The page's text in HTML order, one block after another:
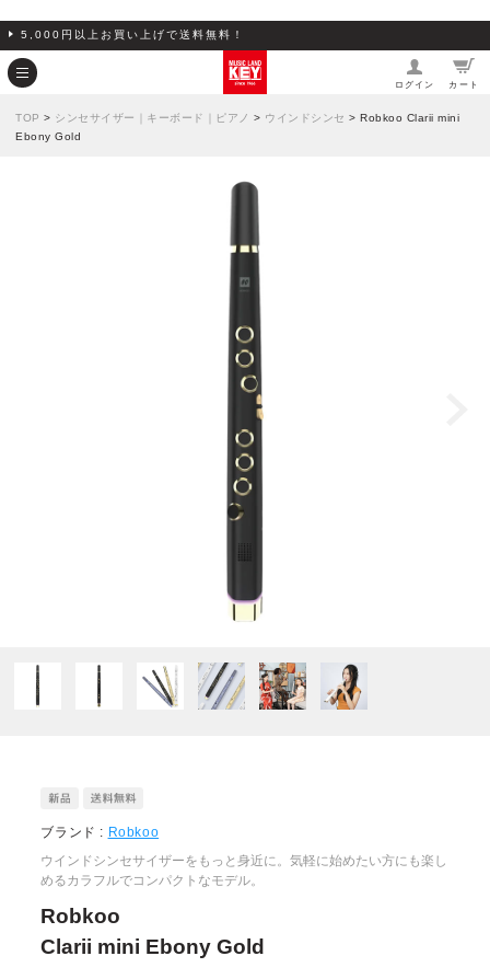
5,000円以上お買い上げで送料無料！
ログイン カート
TOP > シンセサイザー｜キーボード｜ピアノ > ウインドシンセ > Robkoo Clarii mini
Ebony Gold
ブランド : Robkoo
ウインドシンセサイザーをもっと身近に。気軽に始めたい方にも楽し
めるカラフルでコンパクトなモデル。
Robkoo
Clarii mini Ebony Gold